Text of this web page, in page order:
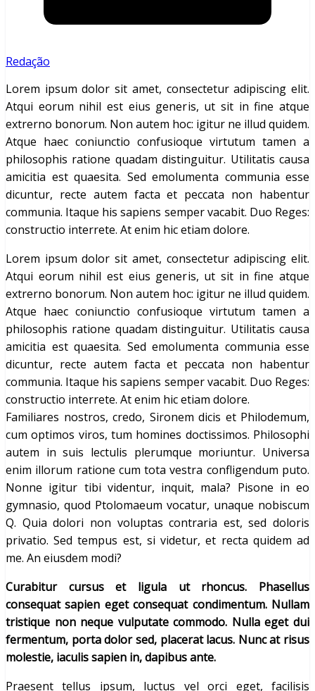
Redação
Lorem ipsum dolor sit amet, consectetur adipiscing elit.
Atqui eorum nihil est eius generis, ut sit in fine atque
extrerno bonorum. Non autem hoc: igitur ne illud quidem.
Atque haec coniunctio confusioque virtutum tamen a
philosophis ratione quadam distinguitur. Utilitatis causa
amicitia est quaesita. Sed emolumenta communia esse
dicuntur, recte autem facta et peccata non habentur
communia. Itaque his sapiens semper vacabit. Duo Reges:
constructio interrete. At enim hic etiam dolore.
Lorem ipsum dolor sit amet, consectetur adipiscing elit.
Atqui eorum nihil est eius generis, ut sit in fine atque
extrerno bonorum. Non autem hoc: igitur ne illud quidem.
Atque haec coniunctio confusioque virtutum tamen a
philosophis ratione quadam distinguitur. Utilitatis causa
amicitia est quaesita. Sed emolumenta communia esse
dicuntur, recte autem facta et peccata non habentur
communia. Itaque his sapiens semper vacabit. Duo Reges:
constructio interrete. At enim hic etiam dolore.
Familiares nostros, credo, Sironem dicis et Philodemum,
cum optimos viros, tum homines doctissimos. Philosophi
autem in suis lectulis plerumque moriuntur. Universa
enim illorum ratione cum tota vestra confligendum puto.
Nonne igitur tibi videntur, inquit, mala? Pisone in eo
gymnasio, quod Ptolomaeum vocatur, unaque nobiscum
Q. Quia dolori non voluptas contraria est, sed doloris
privatio. Sed tempus est, si videtur, et recta quidem ad
me. An eiusdem modi?
Curabitur cursus et ligula ut rhoncus. Phasellus
consequat sapien eget consequat condimentum. Nullam
tristique non neque vulputate commodo. Nulla eget dui
fermentum, porta dolor sed, placerat lacus. Nunc at risus
molestie, iaculis sapien in, dapibus ante.
Praesent tellus ipsum, luctus vel orci eget, facilisis